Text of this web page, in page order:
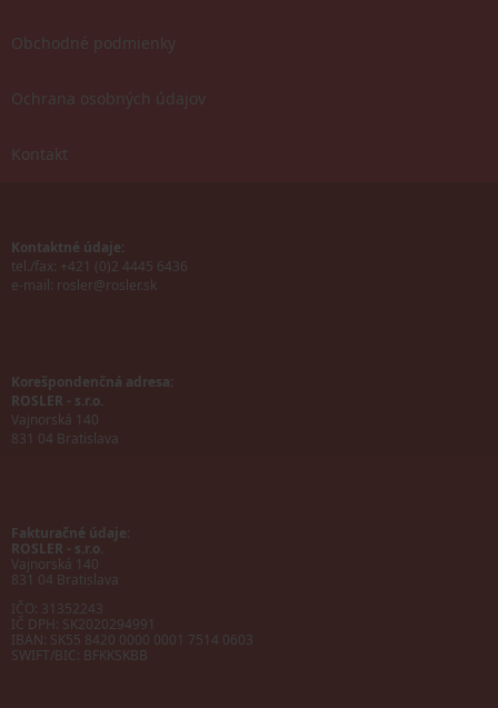
Obchodné podmienky
Ochrana osobných údajov
Kontakt
Kontaktné údaje:
tel./fax: +421 (0)2 4445 6436
e-mail: rosler@rosler.sk
Korešpondenčná adresa:
ROSLER - s.r.o.
Vajnorská 140
831 04 Bratislava
Fakturačné údaje:
ROSLER - s.r.o.
Vajnorská 140
831 04 Bratislava
IČO: 31352243
IČ DPH: SK2020294991
IBAN: SK55 8420 0000 0001 7514 0603
SWIFT/BIC: BFKKSKBB